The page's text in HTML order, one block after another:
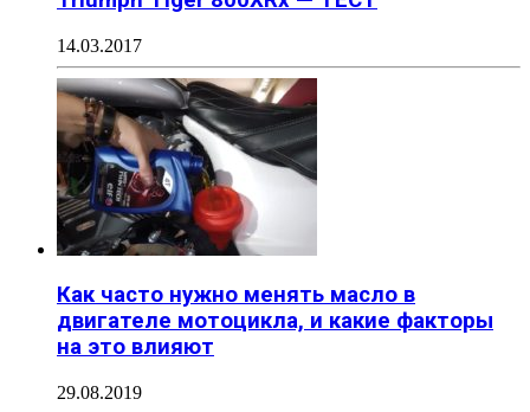
14.03.2017
Как часто нужно менять масло в
двигателе мотоцикла, и какие факторы
на это влияют
29.08.2019